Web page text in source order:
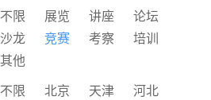
不限 展览 讲座
论坛
沙龙
竞赛 考察
培训
其他
不限 北京 天津
河北